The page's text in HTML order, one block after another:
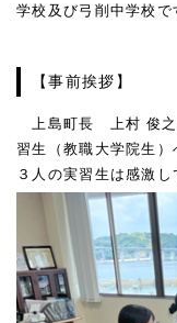
学校及び弓削中学校で
【事前挨拶】
上島町長 上村 俊之
習生（教職大学院生）
３人の実習生は感激し